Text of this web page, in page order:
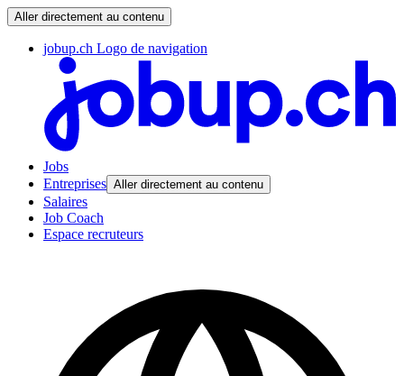
Aller directement au contenu
jobup.ch Logo de navigation
Jobs
Entreprises Aller directement au contenu
Salaires
Job Coach
Espace recruteurs